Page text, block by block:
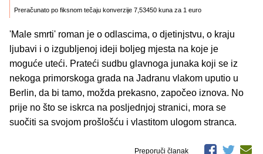
Preračunato po fiksnom tečaju konverzije 7,53450 kuna za 1 euro
'Male smrti' roman je o odlascima, o djetinjstvu, o kraju
ljubavi i o izgubljenoj ideji boljeg mjesta na koje je
moguće uteći. Prateći sudbu glavnoga junaka koji se iz
nekoga primorskoga grada na Jadranu vlakom uputio u
Berlin, da bi tamo, možda prekasno, započeo iznova. No
prije no što se iskrca na posljednjoj stranici, mora se
suočiti sa svojom prošlošću i vlastitom ulogom stranca.
Preporuči članak